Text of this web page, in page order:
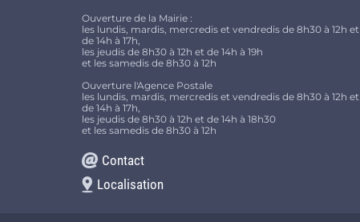
Ouverture de la Mairie :
les lundis, mardis, mercredis et vendredis de 8h30 à 12h et
de 14h à 17h,
les jeudis de 8h30 à 12h et de 14h à 19h
et les samedis de 8h30 à 12h
Ouverture l'Agence Postale
les lundis, mardis, mercredis et vendredis de 8h30 à 12h et
de 14h à 17h,
les jeudis de 8h30 à 12h et de 14h à 18h30
et les samedis de 8h30 à 12h
Contact
Localisation